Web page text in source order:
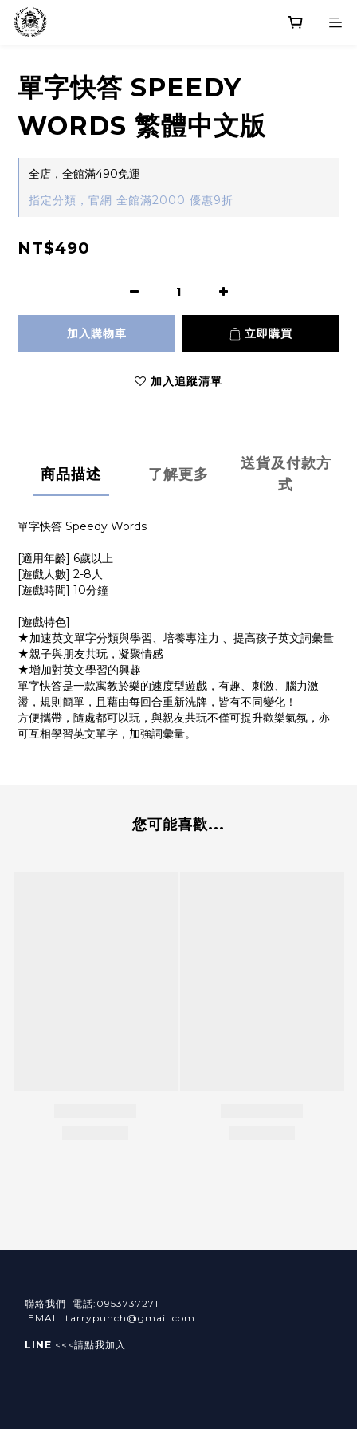
單字快答 SPEEDY
WORDS 繁體中文版
全店，全館滿490免運
指定分類，官網 全館滿2000 優惠9折
NT$490
加入購物車 立即購買
加入追蹤清單
商品描述 了解更多
送貨及付款方
式
單字快答 Speedy Words
[適用年齡] 6歲以上
[遊戲人數] 2-8人
[遊戲時間] 10分鐘
[遊戲特色]
★加速英文單字分類與學習、培養專注力 、提高孩子英文詞彙量
★親子與朋友共玩，凝聚情感
★增加對英文學習的興趣
單字快答是一款寓教於樂的速度型遊戲，有趣、刺激、腦力激
盪，規則簡單，且藉由每回合重新洗牌，皆有不同變化！
方便攜帶，隨處都可以玩，與親友共玩不僅可提升歡樂氣氛，亦
可互相學習英文單字，加強詞彙量。
您可能喜歡...
聯絡我們 電話:0953737271
EMAIL:tarrypunch@gmail.com
LINE <<<請點我加入